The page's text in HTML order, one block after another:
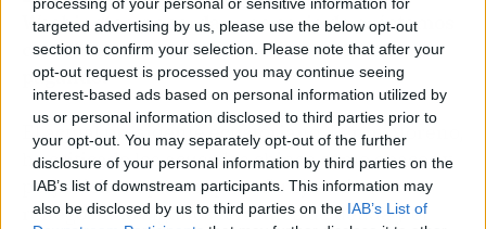
targeted advertising by us, please use the below opt-out
section to confirm your selection. Please note that after your
opt-out request is processed you may continue seeing
interest-based ads based on personal information utilized by
us or personal information disclosed to third parties prior to
your opt-out. You may separately opt-out of the further
disclosure of your personal information by third parties on the
IAB’s list of downstream participants. This information may
also be disclosed by us to third parties on the IAB’s List of
Washington y acordar una serie de préstamos
con China, los cuales todavía se continúan
pagando.
El actual presidente ecuatoriano, Lenín Moreno,
ha criticado los acuerdos chinos como opacos y
perjudiciales para el país. Su ejecutivo ha
renegociado algunos términos de deuda y el